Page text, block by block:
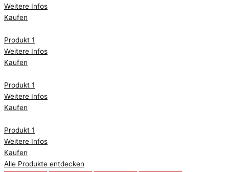
Weitere Infos
Kaufen
Produkt 1
Weitere Infos
Kaufen
Produkt 1
Weitere Infos
Kaufen
Produkt 1
Weitere Infos
Kaufen
Alle Produkte entdecken